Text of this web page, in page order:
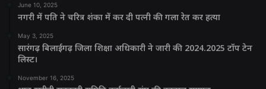
June 10, 2025
नगरी में पति ने चरित्र शंका में कर दी पत्नी की गला रेत कर हत्या
May 3, 2025
सारंगढ़ बिलाईगढ़ जिला शिक्षा अधिकारी ने जारी की 2024.2025 टॉप टेन
लिस्ट।
November 16, 2025